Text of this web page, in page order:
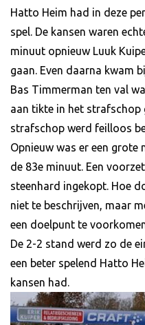
Hatto Heim had in deze
spel. De kansen waren
minuut opnieuw Luuk
gaan. Even daarna kwam
Bas Timmerman ten val
aan tikte in het strafschop
strafschop werd feilloos
Opnieuw was er een grote
de 83e minuut. Een
steenhard ingekopt. Hoe
niet te beschrijven, maar
een doelpunt te
De 2-2 stand werd zo de
een beter spelend Hatto
kansen had.